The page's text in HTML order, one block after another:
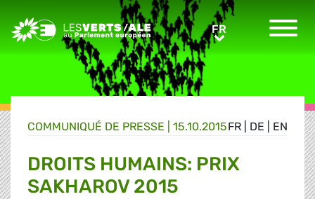
Greens/EFA Home FR
FR DE EN
COMMUNIQUÉ DE PRESSE 15.10.2015
DROITS HUMAINS: PRIX
SAKHAROV 2015